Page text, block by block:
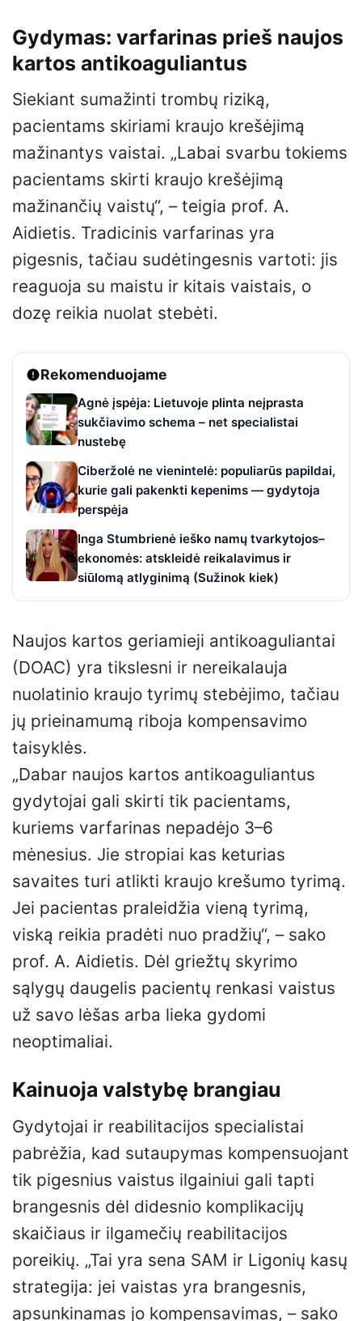
Gydymas: varfarinas prieš naujos
kartos antikoaguliantus
Siekiant sumažinti trombų riziką,
pacientams skiriami kraujo krešėjimą
mažinantys vaistai. „Labai svarbu tokiems
pacientams skirti kraujo krešėjimą
mažinančių vaistų“, – teigia prof. A.
Aidietis. Tradicinis varfarinas yra
pigesnis, tačiau sudėtingesnis vartoti: jis
reaguoja su maistu ir kitais vaistais, o
dozę reikia nuolat stebėti.
Rekomenduojame
Agnė įspėja: Lietuvoje plinta neįprasta
sukčiavimo schema – net specialistai
nustebę
Ciberžolė ne vienintelė: populiarūs papildai,
kurie gali pakenkti kepenims — gydytoja
perspėja
Inga Stumbrienė ieško namų tvarkytojos–
ekonomės: atskleidė reikalavimus ir
siūlomą atlyginimą (Sužinok kiek)
Naujos kartos geriamieji antikoaguliantai
(DOAC) yra tikslesni ir nereikalauja
nuolatinio kraujo tyrimų stebėjimo, tačiau
jų prieinamumą riboja kompensavimo
taisyklės.
„Dabar naujos kartos antikoaguliantus
gydytojai gali skirti tik pacientams,
kuriems varfarinas nepadėjo 3–6
mėnesius. Jie stropiai kas keturias
savaites turi atlikti kraujo krešumo tyrimą.
Jei pacientas praleidžia vieną tyrimą,
viską reikia pradėti nuo pradžių“, – sako
prof. A. Aidietis. Dėl griežtų skyrimo
sąlygų daugelis pacientų renkasi vaistus
už savo lėšas arba lieka gydomi
neoptimaliai.
Kainuoja valstybę brangiau
Gydytojai ir reabilitacijos specialistai
pabrėžia, kad sutaupymas kompensuojant
tik pigesnius vaistus ilgainiui gali tapti
brangesnis dėl didesnio komplikacijų
skaičiaus ir ilgamečių reabilitacijos
poreikių. „Tai yra sena SAM ir Ligonių kasų
strategija: jei vaistas yra brangesnis,
apsunkinamas jo kompensavimas, – sako